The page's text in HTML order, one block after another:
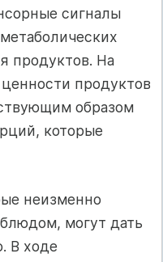
сигналы
продуктов. На
продуктов
образом
которые
неизменно
могут дать
В ходе